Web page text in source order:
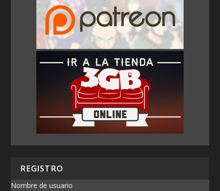
REGISTRO
Nombre de usuario